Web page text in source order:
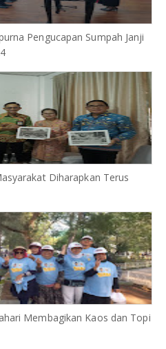
Pengucapan Sumpah Janji
Diharapkan Terus
Membagikan Kaos dan Topi